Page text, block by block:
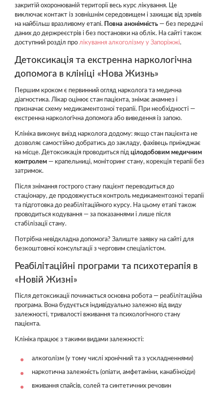
закритій охоронюваній території весь курс лікування. Це
виключає контакт із зовнішнім середовищем і захищає від зривів
на найбільш вразливому етапі. Повна анонімність — без передачі
даних до держреєстрів і без постановки на облік. На сайті також
доступний розділ про лікування алкоголізму у Запоріжжі.
Детоксикація та екстренна наркологічна
допомога в клініці «Нова Жизнь»
Першим кроком є первинний огляд нарколога та медична
діагностика. Лікар оцінює стан пацієнта, знімає анамнез і
призначає схему медикаментозної терапії. При необхідності —
екстренна наркологічна допомога або виведення із запою.
Клініка виконує виїзд нарколога додому: якщо стан пацієнта не
дозволяє самостійно добратись до закладу, фахівець приїжджає
на місце. Детоксикація проводиться під цілодобовим медичним
контролем — крапельниці, моніторинг стану, корекція терапії без
затримок.
Після знімання гострого стану пацієнт переводиться до
стаціонару, де продовжується контроль медикаментозної терапії
та підготовка до реабілітаційного курсу. На цьому етапі також
проводиться кодування — за показаннями і лише після
стабілізації стану.
Потрібна невідкладна допомога? Залиште заявку на сайті для
безкоштовної консультації з черговим спеціалістом.
Реабілітаційні програми та психотерапія в
«Новій Жизні»
Після детоксикації починається основна робота — реабілітаційна
програма. Вона будується індивідуально залежно від виду
залежності, тривалості вживання та психологічного стану
пацієнта.
Клініка працює з такими видами залежності:
алкоголізм (у тому числі хронічний та з ускладненнями)
наркотична залежність (опіати, амфетаміни, канабіноїди)
вживання спайсів, солей та синтетичних речовин